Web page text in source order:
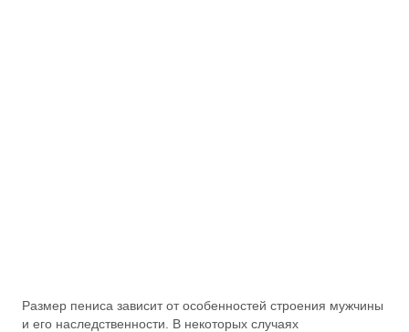
Размер пениса зависит от особенностей строения мужчины
и его наследственности. В некоторых случаях